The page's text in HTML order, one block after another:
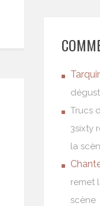
Trucs
3sixty
la
remet
scène